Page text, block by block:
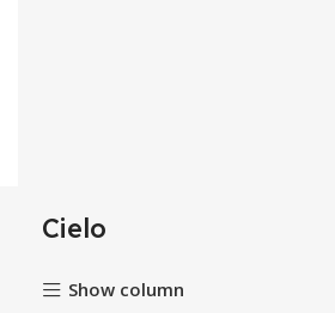
Cielo
Show column